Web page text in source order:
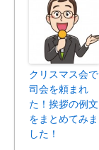
クリスマス会で
司会を頼まれ
た！挨拶の例文
をまとめてみま
した！